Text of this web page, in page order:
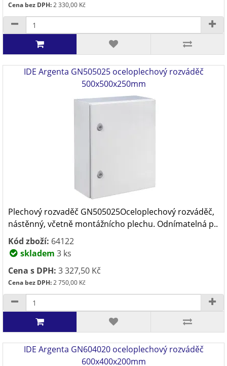
Cena bez DPH:2 330,00 Kč
IDE Argenta GN505025 oceloplechový rozváděč
500x500x250mm
Plechový rozvaděč GN505025Oceloplechový rozváděč,
nástěnný, včetně montážnícho plechu. Odnímatelná p..
Kód zboží: 64122
skladem 3 ks
Cena s DPH: 3 327,50 Kč
Cena bez DPH:2 750,00 Kč
IDE Argenta GN604020 oceloplechový rozváděč
600x400x200mm